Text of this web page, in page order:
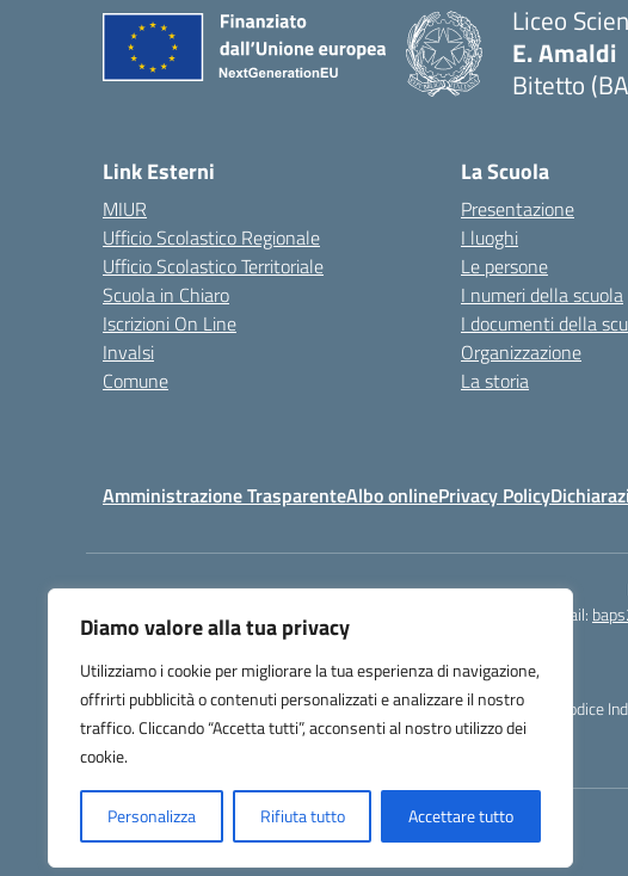
Diamo valore alla tua privacy
Utilizziamo i cookie per migliorare la tua esperienza di navigazione,
offrirti pubblicità o contenuti personalizzati e analizzare il nostro
traffico. Cliccando “Accetta tutti”, acconsenti al nostro utilizzo dei
cookie.
Personalizza Rifiuta tutto Accettare tutto
Liceo
E. Amaldi
Bitetto
Link Esterni
MIUR
Ufficio Scolastico Regionale
Ufficio Scolastico Territoriale
Scuola in Chiaro
Iscrizioni On Line
Invalsi
Comune
La Scuola
Presentazione
I luoghi
Le persone
I numeri della scuola
I documenti della
Organizzazione
La storia
Amministrazione TrasparenteAlbo onlinePrivacy Policy
Email:
Codice